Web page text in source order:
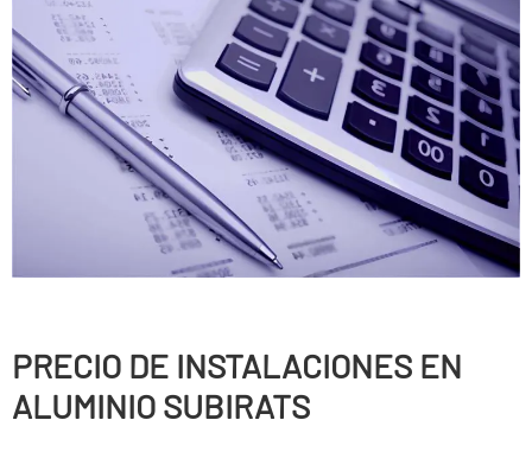
PRECIO DE INSTALACIONES EN
ALUMINIO SUBIRATS